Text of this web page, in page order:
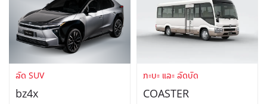
ລົດ SUV
bz4x
ກະບະ ແລະ ລົດບັດ
COASTER